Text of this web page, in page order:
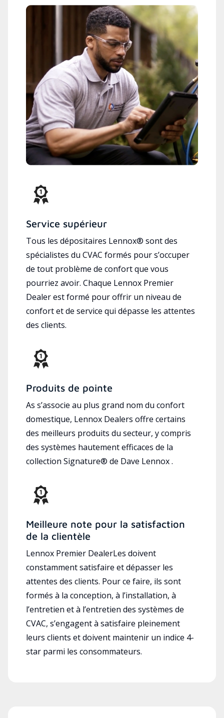
Service supérieur
Tous les dépositaires Lennox® sont des
spécialistes du CVAC formés pour s’occuper
de tout problème de confort que vous
pourriez avoir. Chaque Lennox Premier
Dealer est formé pour offrir un niveau de
confort et de service qui dépasse les attentes
des clients.
Produits de pointe
As s’associe au plus grand nom du confort
domestique, Lennox Dealers offre certains
des meilleurs produits du secteur, y compris
des systèmes hautement efficaces de la
collection Signature® de Dave Lennox .
Meilleure note pour la satisfaction
de la clientèle
Lennox Premier DealerLes doivent
constamment satisfaire et dépasser les
attentes des clients. Pour ce faire, ils sont
formés à la conception, à l’installation, à
l’entretien et à l’entretien des systèmes de
CVAC, s’engagent à satisfaire pleinement
leurs clients et doivent maintenir un indice 4-
star parmi les consommateurs.